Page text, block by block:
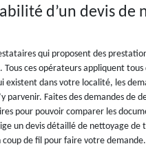
d’un devis de
qui proposent des
Tous ces opérateurs appliquent
existent dans votre localité, les
parvenir. Faites des demandes de
pour pouvoir comparer les
un devis détaillé de nettoyage de
coup de fil pour faire votre demande.